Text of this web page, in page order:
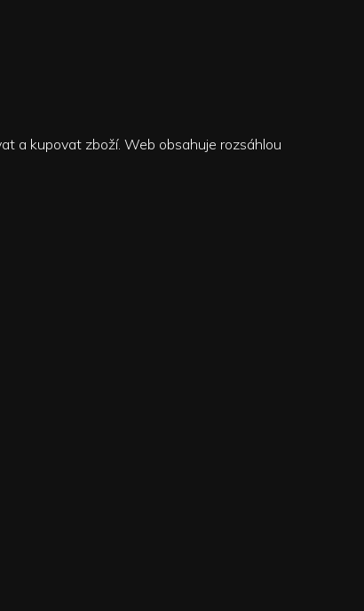
a kupovat zboží. Web obsahuje rozsáhlou